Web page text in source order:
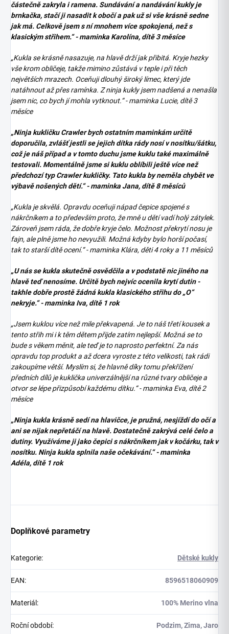
částečně zakryla i ramena. Sundávání a nandávání kukly je
brnkačka, stačí ji nasadit k obočí a pak už si vše krásně sedne
jak má. Celkově jsem s ní mnohem více spokojená, než s
klasickým střihem.“ - maminka Karolína, dítě 3 měsíce
„Kukla se krásně nasazuje, na hlavě drží jak přibitá. Kryje hezky
vše krom obličeje, takže mimino zůstává v teple i při těch
největších mrazech. Oceňuji dlouhý široký límec, který jde
natáhnout až přes ramínka. Z ninja kukly jsem nadšená a nenašla
jsem nic, co bych jí mohla vytknout.“ - maminka Lucie, dítě 3
měsíce
„Ninja kukličku Crawler bych ostatním maminkám určitě
doporučila, zvlášť jestli se jejich dítka rády nosí v nosítku/šátku,
což je náš případ a v tomto duchu jsme kuklu také maximálně
testovali. Momentálně jsme si kuklu oblíbili ještě více než
předchozí typ Crawler kukličky. Tato kukla by neměla chybět ve
výbavě nošených dětí.“ - maminka Jana, dítě 8 měsíců
„Kukla je skvělá. Opravdu oceňuji nápad čepice spojené s
nákrčníkem a to především proto, že mně u dětí vadí holý zátylek.
Zároveň jsem ráda, že dobře kryje čelo. Možnost překrytí nosu je
fajn, ale plně jsme ho nevyužili. Možná kdyby bylo horší počasí,
tak to starší dítě ocení.“ - maminka Klára, děti 4 roky a 11 měsíců
„U nás se kukla skutečně osvědčila a v podstatě nic jiného na
hlavě teď nenosíme. Určitě bych nejvíc ocenila krytí dutin -
takhle dobře prostě žádná kukla klasického střihu do „O“
nekryje.“ - maminka Iva, dítě 1 rok
„Jsem kuklou více než mile překvapená. Je to náš třetí kousek a
tento střih mi i k těm dětem přijde zatím nejlepší. Možná se to
bude s věkem měnit, ale teď je to naprosto perfektní. Za nás
opravdu top produkt a až dcera vyroste z této velikosti, tak rádi
zakoupíme větší. Myslím si, že hlavně díky tomu překřížení
předních dílů je kuklička univerzálnější na různé tvary obličeje a
otvor se lépe přizpůsobí každému dítku.“ - maminka Eva, dítě 2
měsíce
„Ninja kukla krásně sedí na hlavičce, je pružná, nesjíždí do očí a
ani se nijak nepřetáčí na hlavě. Dostatečně zakrývá celé čelo a
dutiny. Využíváme ji jako čepici s nákrčníkem jak v kočárku, tak v
nosítku. Ninja kukla splnila naše očekávání.“ - maminka
Adéla, dítě 1 rok
Doplňkové parametry
Kategorie: Dětské kukly
EAN: 8596518060909
Materiál : 100% Merino vlna
Roční období: Podzim, Zima, Jaro